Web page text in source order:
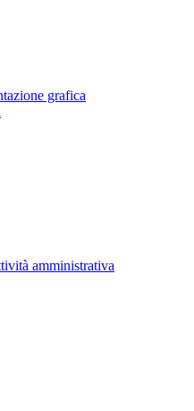
grafica
amministrativa